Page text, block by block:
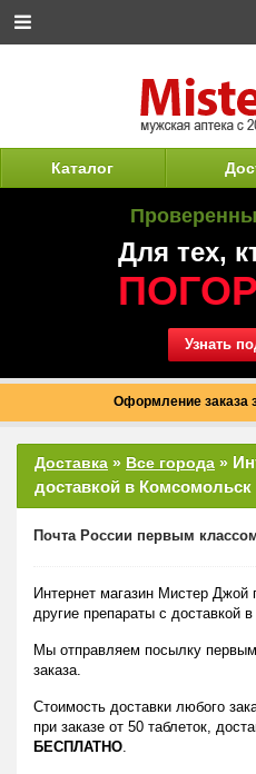
Каталог
Для тех,
Узнать
Оформление заказа
Доставка » Все города »
доставкой в Комсомольск
Почта России первым
Интернет магазин Мистер
другие препараты с доставкой
Мы отправляем посылку
заказа.
Стоимость доставки любого
при заказе от 50 таблеток,
БЕСПЛАТНО.